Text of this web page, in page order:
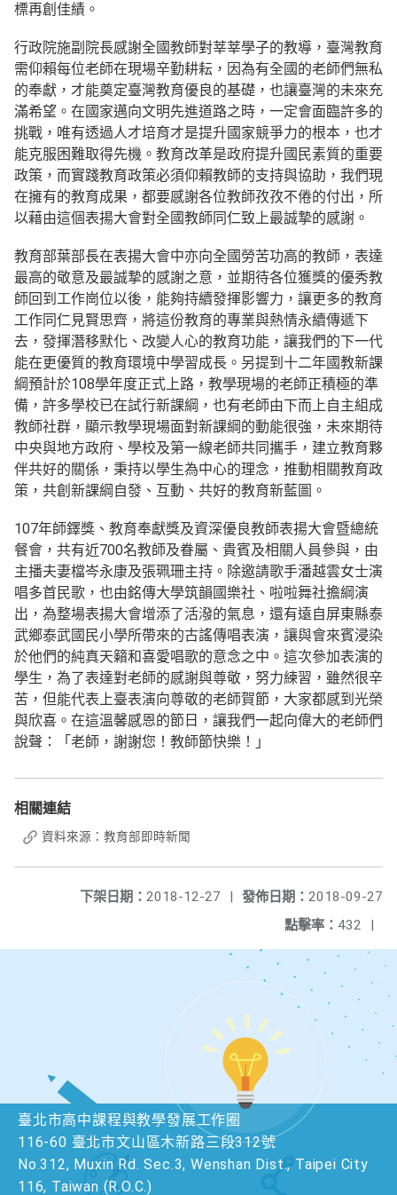
標再創佳績。
行政院施副院長感謝全國教師對莘莘學子的教導，臺灣教育
需仰賴每位老師在現場辛勤耕耘，因為有全國的老師們無私
的奉獻，才能奠定臺灣教育優良的基礎，也讓臺灣的未來充
滿希望。在國家邁向文明先進道路之時，一定會面臨許多的
挑戰，唯有透過人才培育才是提升國家競爭力的根本，也才
能克服困難取得先機。教育改革是政府提升國民素質的重要
政策，而實踐教育政策必須仰賴教師的支持與協助，我們現
在擁有的教育成果，都要感謝各位教師孜孜不倦的付出，所
以藉由這個表揚大會對全國教師同仁致上最誠摯的感謝。
教育部葉部長在表揚大會中亦向全國勞苦功高的教師，表達
最高的敬意及最誠摯的感謝之意，並期待各位獲獎的優秀教
師回到工作崗位以後，能夠持續發揮影響力，讓更多的教育
工作同仁見賢思齊，將這份教育的專業與熱情永續傳遞下
去，發揮潛移默化、改變人心的教育功能，讓我們的下一代
能在更優質的教育環境中學習成長。另提到十二年國教新課
綱預計於108學年度正式上路，教學現場的老師正積極的準
備，許多學校已在試行新課綱，也有老師由下而上自主組成
教師社群，顯示教學現場面對新課綱的動能很強，未來期待
中央與地方政府、學校及第一線老師共同攜手，建立教育夥
伴共好的關係，秉持以學生為中心的理念，推動相關教育政
策，共創新課綱自發、互動、共好的教育新藍圖。
107年師鐸獎、教育奉獻獎及資深優良教師表揚大會暨總統
餐會，共有近700名教師及眷屬、貴賓及相關人員參與，由
主播夫妻檔岑永康及張珮珊主持。除邀請歌手潘越雲女士演
唱多首民歌，也由銘傳大學筑韻國樂社、啦啦舞社擔綱演
出，為整場表揚大會增添了活潑的氣息，還有遠自屏東縣泰
武鄉泰武國民小學所帶來的古謠傳唱表演，讓與會來賓浸染
於他們的純真天籟和喜愛唱歌的意念之中。這次參加表演的
學生，為了表達對老師的感謝與尊敬，努力練習，雖然很辛
苦，但能代表上臺表演向尊敬的老師賀節，大家都感到光榮
與欣喜。在這溫馨感恩的節日，讓我們一起向偉大的老師們
說聲：「老師，謝謝您！教師節快樂！」
相關連結
資料來源：教育部即時新聞
發佈日期： 2018-09-27
下架日期： 2018-12-27
|
點擊率： 432 |
臺北市高中課程與教學發展工作圈
116-60 臺北市文山區木新路三段312號
No.312, Muxin Rd. Sec.3, Wenshan Dist., Taipei City
116, Taiwan (R.O.C.)